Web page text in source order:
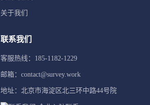
关于我们
联系我们
客服热线：185-1182-1229
邮箱：contact@survey.work
地址：北京市海淀区北三环中路44号院